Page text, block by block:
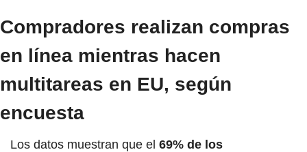
Compradores realizan compras
en línea mientras hacen
multitareas en EU, según
encuesta
Los datos muestran que el 69% de los